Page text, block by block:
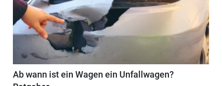
Ab wann ist ein Wagen ein Unfallwagen?